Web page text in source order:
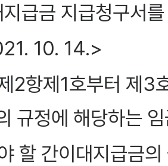
급금 지급청구서
10. 14.>
2항제1호부터 제3
규정에 해당하는
할 간이대지급금의